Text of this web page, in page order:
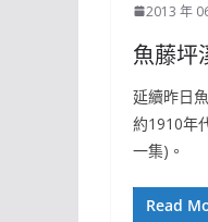
2013 年
魚藤坪
延續昨日
約1910年
一集)。
Read